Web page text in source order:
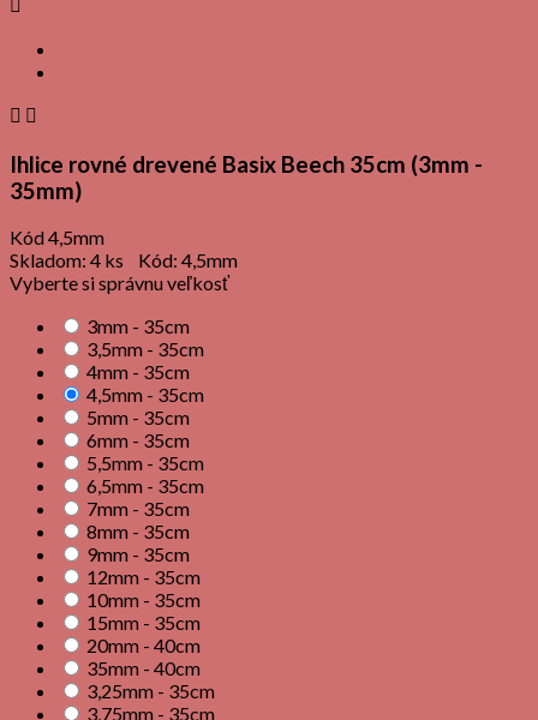
 
Ihlice rovné drevené Basix Beech 35cm (3mm -
35mm)
Kód4,5mm
Skladom: 4 ks Kód: 4,5mm
Vyberte si správnu veľkosť
3mm - 35cm
3,5mm - 35cm
4mm - 35cm
4,5mm - 35cm
5mm - 35cm
6mm - 35cm
5,5mm - 35cm
6,5mm - 35cm
7mm - 35cm
8mm - 35cm
9mm - 35cm
12mm - 35cm
10mm - 35cm
15mm - 35cm
20mm - 40cm
35mm - 40cm
3,25mm - 35cm
3,75mm - 35cm